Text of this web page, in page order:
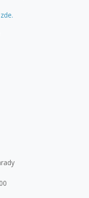
zde.